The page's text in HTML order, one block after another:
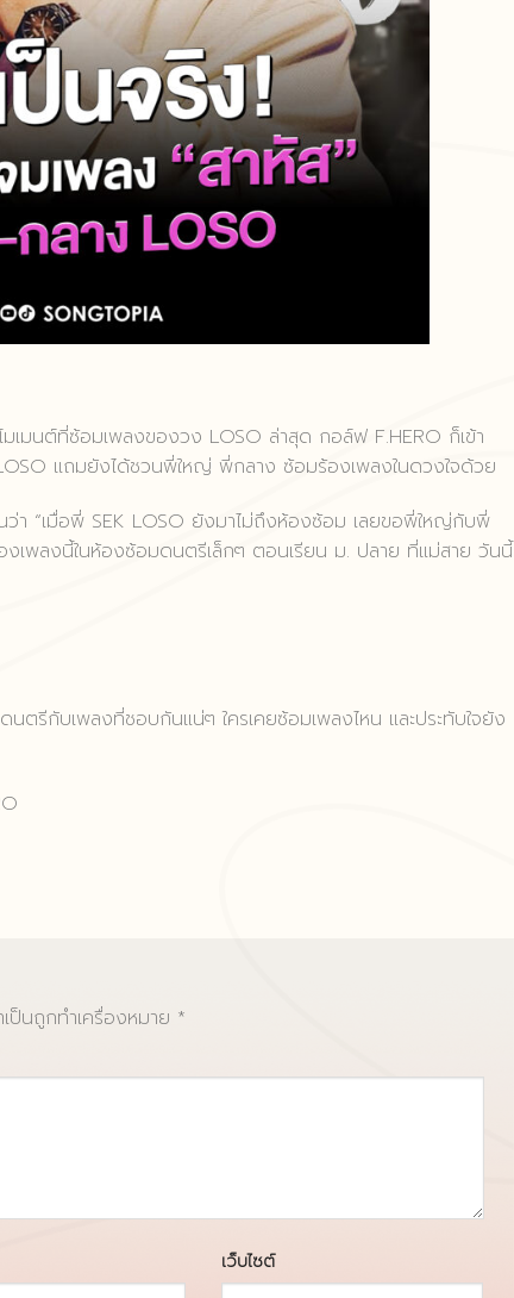
เมนต์ที่ซ้อมเพลงของวง LOSO ล่าสุด กอล์ฟ F.HERO ก็เข้า
แถมยังได้ชวนพี่ใหญ่ พี่กลาง ซ้อมร้องเพลงในดวงใจด้วย
า “เมื่อพี่ SEK LOSO ยังมาไม่ถึงห้องซ้อม เลยขอพี่ใหญ่กับพี่
งเพลงนี้ในห้องซ้อมดนตรีเล็กๆ ตอนเรียน ม. ปลาย ที่แม่สาย วันนี้
ตรีกับเพลงที่ชอบกันแน่ๆ ใครเคยซ้อมเพลงไหน และประทับใจยัง
ป็นถูกทำเครื่องหมาย *
เว็บไซต์